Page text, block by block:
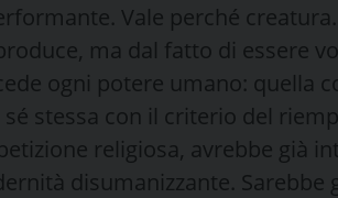
Vale perché
ma dal fatto di essere
ogni potere umano: quella
stessa con il criterio del
religiosa, avrebbe già
disumanizzante. Sarebbe